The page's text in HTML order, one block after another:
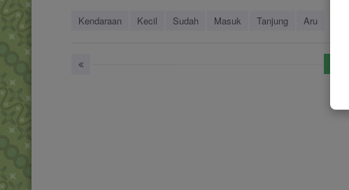
Kendaraan Kecil Sudah Masuk Tanjung Aru